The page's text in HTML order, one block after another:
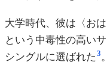
大学時代、彼は〈お
という中毒性の高い
シングルに選ばれた 3。